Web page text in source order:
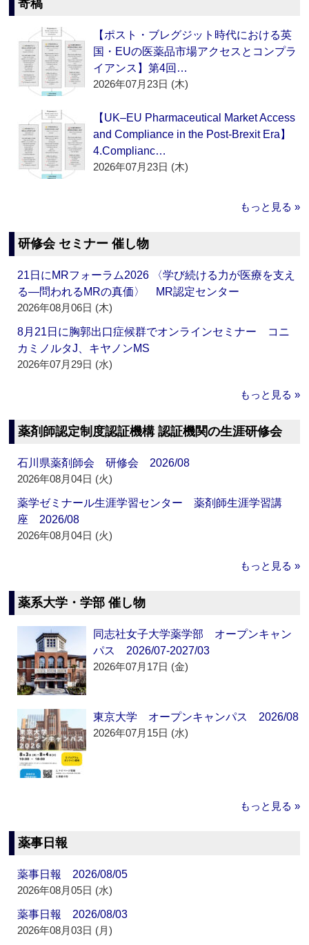
寄稿
【ポスト・ブレグジット時代における英
国・EUの医薬品市場アクセスとコンプラ
イアンス】第4回…
2026年07月23日 (木)
【UK–EU Pharmaceutical Market Access
and Compliance in the Post-Brexit Era】
4.Complianc…
2026年07月23日 (木)
もっと見る »
研修会 セミナー 催し物
21日にMRフォーラム2026 〈学び続ける力が医療を支え
る―問われるMRの真価〉 MR認定センター
2026年08月06日 (木)
8月21日に胸郭出口症候群でオンラインセミナー コニ
カミノルタJ、キヤノンMS
2026年07月29日 (水)
もっと見る »
薬剤師認定制度認証機構 認証機関の生涯研修会
石川県薬剤師会 研修会 2026/08
2026年08月04日 (火)
薬学ゼミナール生涯学習センター 薬剤師生涯学習講
座 2026/08
2026年08月04日 (火)
もっと見る »
薬系大学・学部 催し物
同志社女子大学薬学部 オープンキャン
パス 2026/07-2027/03
2026年07月17日 (金)
東京大学 オープンキャンパス 2026/08
2026年07月15日 (水)
もっと見る »
薬事日報
薬事日報 2026/08/05
2026年08月05日 (水)
薬事日報 2026/08/03
2026年08月03日 (月)